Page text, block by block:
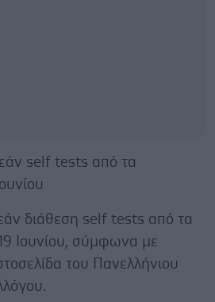
self tests από τα
διάθεση self tests από τα
Ιουνίου, σύμφωνα με
του Πανελλήνιου